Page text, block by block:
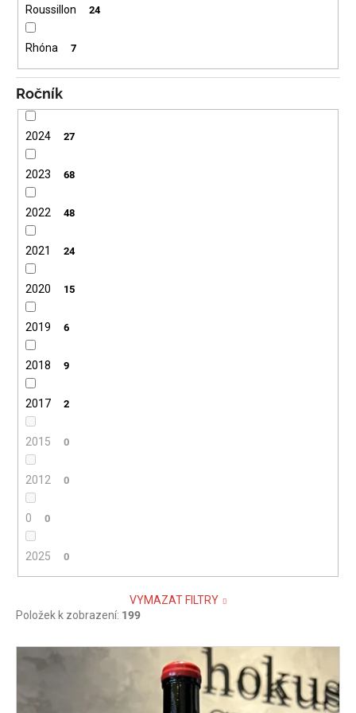
Roussillon 24
Rhóna 7
Ročník
2024 27
2023 68
2022 48
2021 24
2020 15
2019 6
2018 9
2017 2
2015 0
2012 0
0 0
2025 0
VYMAZAT FILTRY
Položek k zobrazení: 199